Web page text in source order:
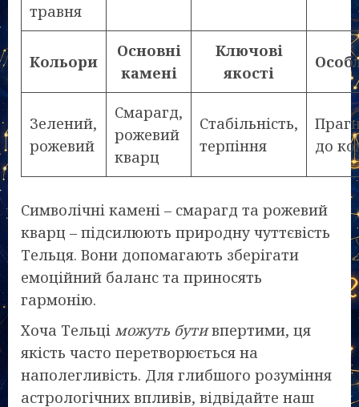
травня
Кольори
Основні
камені
Ключові
якості
Зелений,
рожевий
Смарагд,
рожевий
кварц
Стабільність,
терпіння
до
Символічні камені – смарагд та рожевий
кварц – підсилюють природну чуттєвість
Тельця. Вони допомагають зберігати
емоційний баланс та приносять
гармонію.
Хоча Тельці можуть бутивпертими, ця
якість часто перетворюється на
наполегливість. Для глибшого розуміння
астрологічних впливів, відвідайте наш